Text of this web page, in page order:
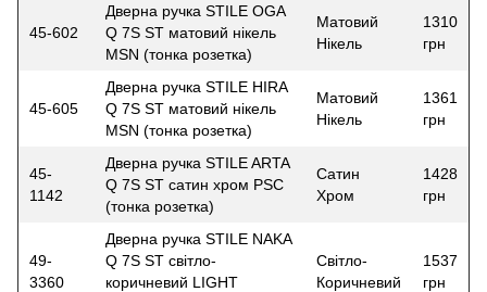
45-602
Дверна ручка STILE OGA
Q 7S ST матовий нікель
MSN (тонка розетка)
Матовий
Нікель
1310
грн
45-605
Дверна ручка STILE HIRA
Q 7S ST матовий нікель
MSN (тонка розетка)
Матовий
Нікель
1361
грн
45-
1142
Дверна ручка STILE ARTA
Q 7S ST сатин хром PSC
(тонка розетка)
Сатин
Хром
1428
грн
49-
3360
Дверна ручка STILE NAKA
Q 7S ST світло-
коричневий LIGHT
Світло-
Коричневий
1537
грн